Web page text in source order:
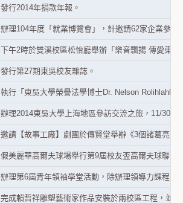
發行2014年捐款年報。
辦理104年度「就業博覽會」，計邀請62家企業參加
下午2時於雙溪校區松怡廳舉辦「樂音飄揚 傳愛東吳
發行第27期東吳校友雜誌。
執行「東吳大學榮譽法學博士Dr. Nelson Rolihlahla
辦理2014東吳大學上海地區參訪交流之旅， 11/30
邀請【故事工廠】劇團於傳賢堂舉辦《3個諸葛亮》
假美麗華高爾夫球場舉行第9屆校友盃高爾夫球聯誼
辦理第6屆青年領袖學堂活動，除辦理領導力課程外
完成賴哲祥雕塑藝術家作品安裝於兩校區工程，並於